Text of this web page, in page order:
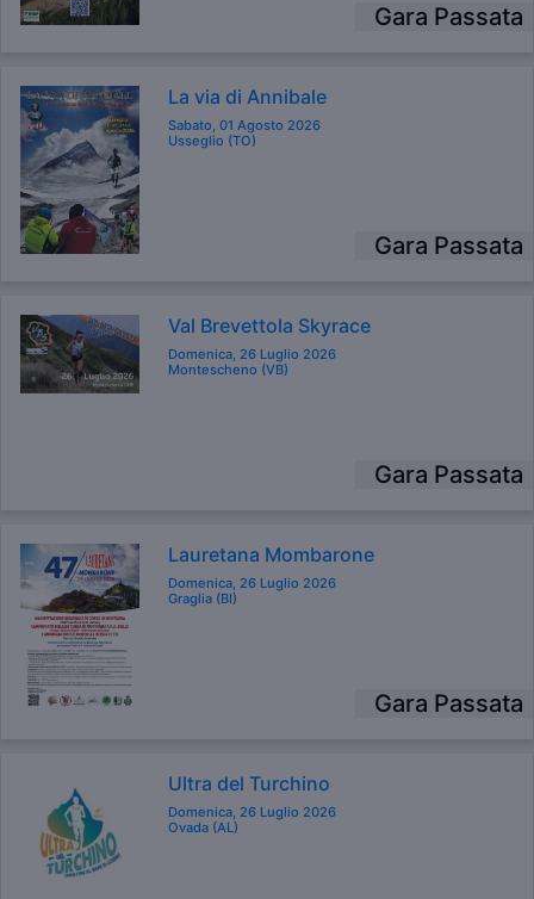
Gara Passata
La via di Annibale
Sabato, 01 Agosto 2026
Usseglio (TO)
Gara Passata
Val Brevettola Skyrace
Domenica, 26 Luglio 2026
Montescheno (VB)
Gara Passata
Lauretana Mombarone
Domenica, 26 Luglio 2026
Graglia (BI)
Gara Passata
Ultra del Turchino
Domenica, 26 Luglio 2026
Ovada (AL)